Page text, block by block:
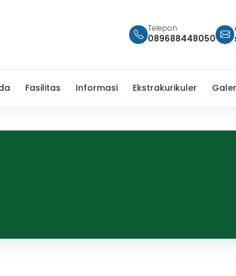
Telepon
089688448050
Fasilitas Informasi Ekstrakurikuler